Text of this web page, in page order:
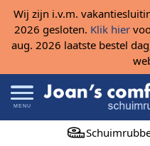
Wij zijn i.v.m.
2026 gesloten. Klik hier
aug. 2026 laatste bestel
MENU